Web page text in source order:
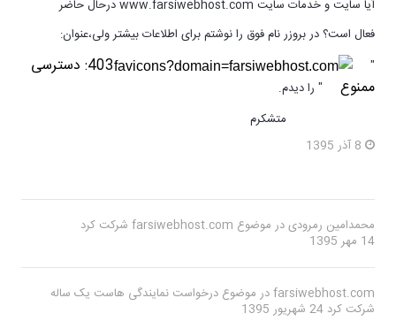
آیا سایت و خدمات سایت www.farsiwebhost.com درحال حاضر
فعال است؟ در بروزر نام فوق را نوشتم برای اطلاعات بیشتر ولی،عنوان:
"
403: دسترسی
ممنوع " را دیدم.
متشکرم
8 آذر 1395
محمدامین رمرودیدر موضوع farsiwebhost.com شرکت کرد
14 مهر 1395
farsiwebhost.comدر موضوع درخواست نمایندگی هاست یک ساله
شرکت کرد 24 شهریور 1395